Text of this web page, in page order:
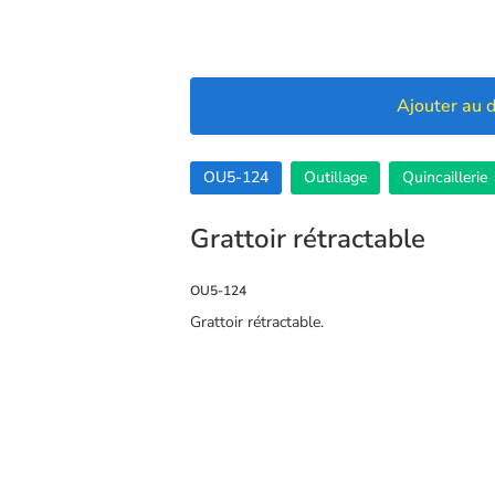
Ajouter au
OU5-124 Outillage Quincaillerie
Grattoir rétractable
OU5-124
Grattoir rétractable.